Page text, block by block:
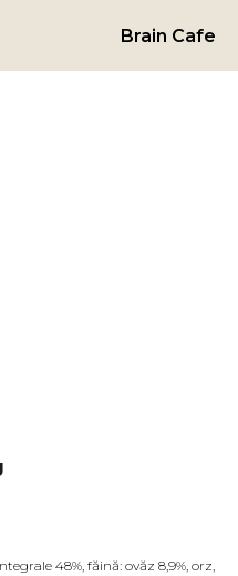
Brain Cafe
48%, făină: ovăz 8,9%, orz,